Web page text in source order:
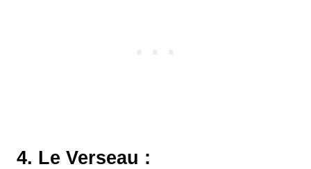
4. Le Verseau :